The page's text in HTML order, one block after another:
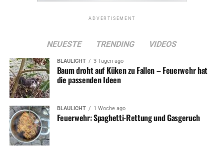
ADVERTISEMENT
NEUESTE TRENDING VIDEOS
BLAULICHT 3 Tagen ago
Baum droht auf Küken zu Fallen – Feuerwehr hat
die passenden Ideen
BLAULICHT 1 Woche ago
Feuerwehr: Spaghetti-Rettung und Gasgeruch